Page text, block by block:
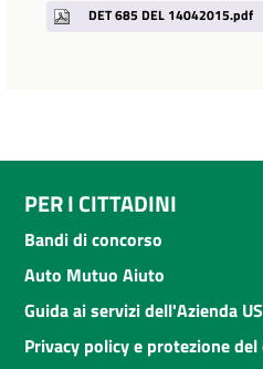
DET 685 DEL 14042015.pdf
PER I CITTADINI
Bandi di concorso
Auto Mutuo Aiuto
Guida ai servizi dell'Azienda
Privacy policy e protezione